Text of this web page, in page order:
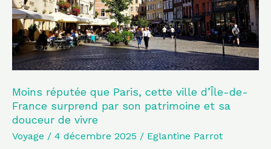
Moins réputée que Paris, cette ville d’Île-de-
France surprend par son patrimoine et sa
douceur de vivre
Voyage / 4 décembre 2025 / Eglantine Parrot
d’Île-
de-
France
surprend
par
son
patrimoine
et